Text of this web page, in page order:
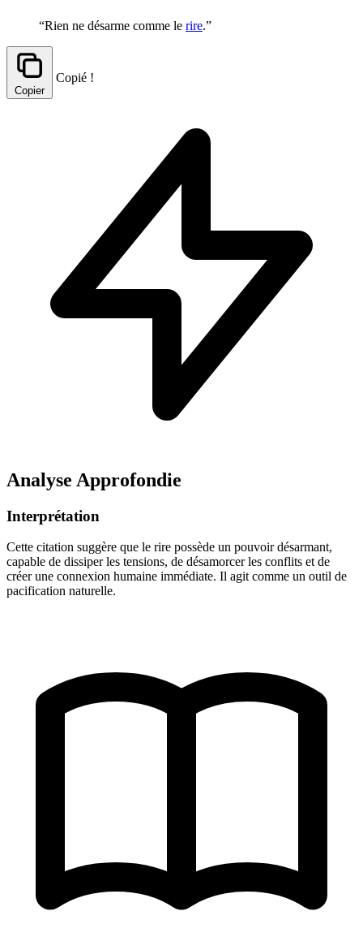
“Rien ne désarme comme le rire.”
Copier
Copié !
Analyse Approfondie
Interprétation
Cette citation suggère que le rire possède un pouvoir désarmant,
capable de dissiper les tensions, de désamorcer les conflits et de
créer une connexion humaine immédiate. Il agit comme un outil de
pacification naturelle.